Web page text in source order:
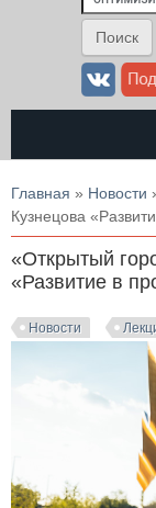
Вы здесь
Главная » Новости
Кузнецова
«Открытый
«Развитие в
Новости